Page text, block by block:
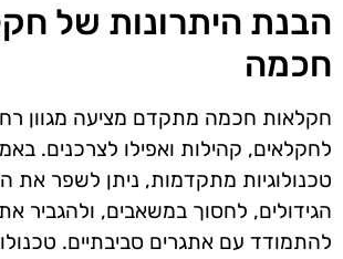
הבנת היתרונות של
חכמה
חקלאות חכמה מתקדם מציעה מגוון
לחקלאים, קהילות ואפילו לצרכנים.
טכנולוגיות מתקדמות, ניתן לשפר את
הגידולים, לחסוך במשאבים, ולהגביר
להתמודד עם אתגרים סביבתיים.